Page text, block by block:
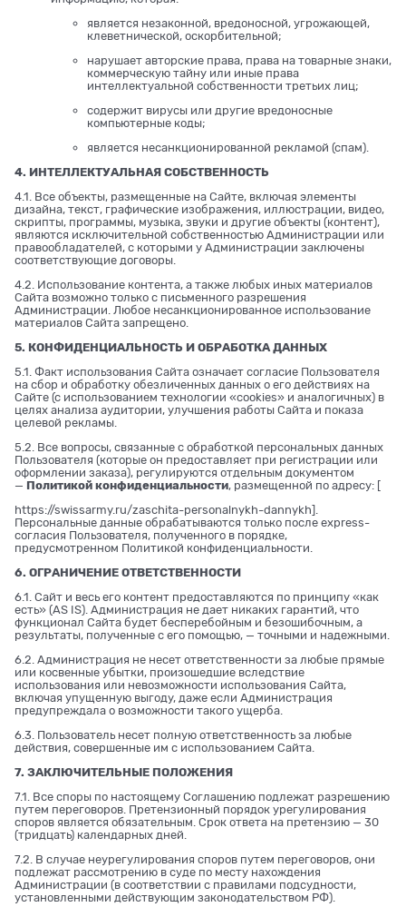
является незаконной, вредоносной, угрожающей,
клеветнической, оскорбительной;
нарушает авторские права, права на товарные знаки,
коммерческую тайну или иные права
интеллектуальной собственности третьих лиц;
содержит вирусы или другие вредоносные
компьютерные коды;
является несанкционированной рекламой (спам).
4. ИНТЕЛЛЕКТУАЛЬНАЯ СОБСТВЕННОСТЬ
4.1. Все объекты, размещенные на Сайте, включая элементы
дизайна, текст, графические изображения, иллюстрации, видео,
скрипты, программы, музыка, звуки и другие объекты (контент),
являются исключительной собственностью Администрации или
правообладателей, с которыми у Администрации заключены
соответствующие договоры.
4.2. Использование контента, а также любых иных материалов
Сайта возможно только с письменного разрешения
Администрации. Любое несанкционированное использование
материалов Сайта запрещено.
5. КОНФИДЕНЦИАЛЬНОСТЬ И ОБРАБОТКА ДАННЫХ
5.1. Факт использования Сайта означает согласие Пользователя
на сбор и обработку обезличенных данных о его действиях на
Сайте (с использованием технологии «cookies» и аналогичных) в
целях анализа аудитории, улучшения работы Сайта и показа
целевой рекламы.
5.2. Все вопросы, связанные с обработкой персональных данных
Пользователя (которые он предоставляет при регистрации или
оформлении заказа), регулируются отдельным документом
— Политикой конфиденциальности, размещенной по адресу: [
https://swissarmy.ru/zaschita-personalnykh-dannykh].
Персональные данные обрабатываются только после express-
согласия Пользователя, полученного в порядке,
предусмотренном Политикой конфиденциальности.
6. ОГРАНИЧЕНИЕ ОТВЕТСТВЕННОСТИ
6.1. Сайт и весь его контент предоставляются по принципу «как
есть» (AS IS). Администрация не дает никаких гарантий, что
функционал Сайта будет бесперебойным и безошибочным, а
результаты, полученные с его помощью, — точными и надежными.
6.2. Администрация не несет ответственности за любые прямые
или косвенные убытки, произошедшие вследствие
использования или невозможности использования Сайта,
включая упущенную выгоду, даже если Администрация
предупреждала о возможности такого ущерба.
6.3. Пользователь несет полную ответственность за любые
действия, совершенные им с использованием Сайта.
7. ЗАКЛЮЧИТЕЛЬНЫЕ ПОЛОЖЕНИЯ
7.1. Все споры по настоящему Соглашению подлежат разрешению
путем переговоров. Претензионный порядок урегулирования
споров является обязательным. Срок ответа на претензию — 30
(тридцать) календарных дней.
7.2. В случае неурегулирования споров путем переговоров, они
подлежат рассмотрению в суде по месту нахождения
Администрации (в соответствии с правилами подсудности,
установленными действующим законодательством РФ).